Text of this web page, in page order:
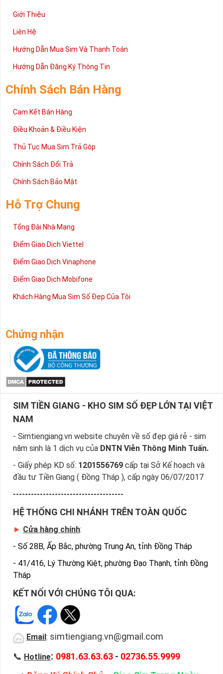
Giới Thiệu
Liên Hệ
Hướng Dẫn Mua Sim Và Thanh Toán
Hướng Dẫn Đăng Ký Thông Tin
Chính Sách Bán Hàng
Cam Kết Bán Hàng
Điều Khoản & Điều Kiện
Thủ Tục Mua Sim Trả Góp
Chính Sách Đổi Trả
Chính Sách Bảo Mật
Hỗ Trợ Chung
Tổng Đài Nhà Mạng
Điểm Giao Dịch Viettel
Điểm Giao Dịch Vinaphone
Điểm Giao Dịch Mobifone
Khách Hàng Mua Sim Số Đẹp Của Tôi
Chứng nhận
SIM TIỀN GIANG - KHO SIM SỐ ĐẸP LỚN TẠI VIỆT
NAM
- Simtiengiang.vn website chuyên về số đẹp giá rẻ - sim
năm sinh là 1 dịch vụ của DNTN Viễn Thông Minh Tuấn.
- Giấy phép KD số: 1201556769 cấp tại Sở Kế hoạch và
đầu tư Tiền Giang ( Đồng Tháp ), cấp ngày 06/07/2017
-------------------------------------
HỆ THỐNG CHI NHÁNH TRÊN TOÀN QUỐC
► Cửa hàng chính:
- Số 28B, Ấp Bắc, phường Trung An, tỉnh Đồng Tháp
- 41/416, Lý Thường Kiệt, phường Đạo Thạnh, tỉnh Đồng
Tháp
KẾT NỐI VỚI CHÚNG TÔI QUA:
Email : simtiengiang.vn@gmail.com
📞 Hotline: 0981.63.63.63 - 02736.55.9999